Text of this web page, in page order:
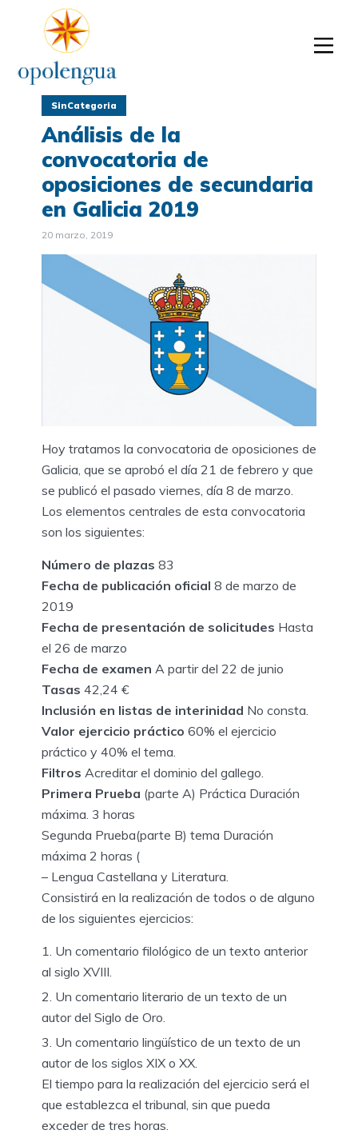
SinCategoria
Análisis de la
convocatoria de
oposiciones de secundaria
en Galicia 2019
20 marzo, 2019
Hoy tratamos la convocatoria de oposiciones de
Galicia, que se aprobó el día 21 de febrero y que
se publicó el pasado viernes, día 8 de marzo.
Los elementos centrales de esta convocatoria
son los siguientes:
Número de plazas 83
Fecha de publicación oficial 8 de marzo de
2019
Fecha de presentación de solicitudes Hasta
el 26 de marzo
Fecha de examen A partir del 22 de junio
Tasas 42,24 €
Inclusión en listas de interinidad No consta.
Valor ejercicio práctico 60% el ejercicio
práctico y 40% el tema.
Filtros Acreditar el dominio del gallego.
Primera Prueba (parte A) Práctica Duración
máxima. 3 horas
Segunda Prueba(parte B) tema Duración
máxima 2 horas (
– Lengua Castellana y Literatura.
Consistirá en la realización de todos o de alguno
de los siguientes ejercicios:
Un comentario filológico de un texto anterior
al siglo XVIII.
Un comentario literario de un texto de un
autor del Siglo de Oro.
Un comentario lingüístico de un texto de un
autor de los siglos XIX o XX.
El tiempo para la realización del ejercicio será el
que establezca el tribunal, sin que pueda
exceder de tres horas.